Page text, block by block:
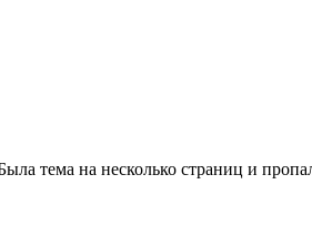
тема на несколько страниц и